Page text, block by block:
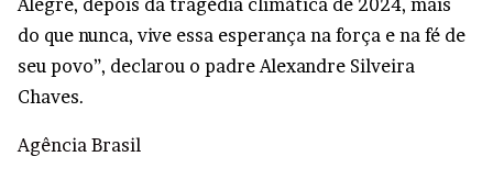
Alegre, depois da tragédia climática de 2024, mais
do que nunca, vive essa esperança na força e na fé de
seu povo”, declarou o padre Alexandre Silveira
Chaves.
Agência Brasil